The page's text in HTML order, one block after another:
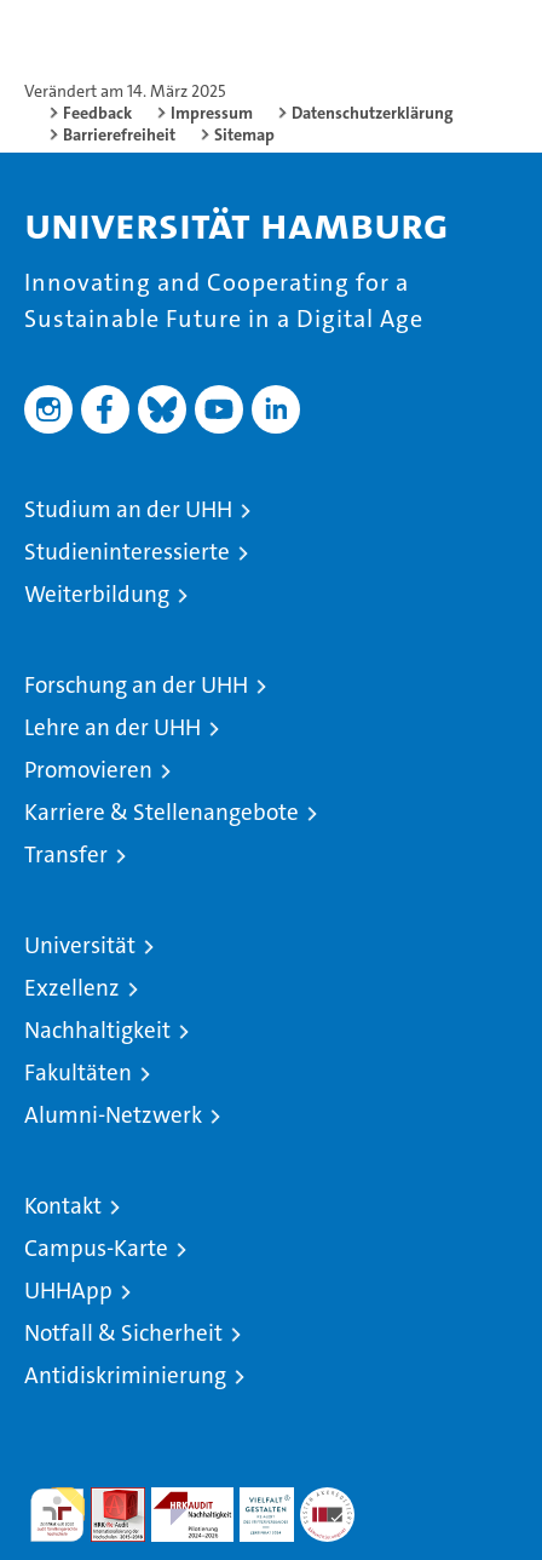
Verändert am 14. März 2025
Feedback
Impressum
Datenschutzerklärung
Barrierefreiheit
Sitemap
Universität Hamburg
Innovating and Cooperating for a
Sustainable Future in a Digital Age
Studium an der UHH
Studieninteressierte
Weiterbildung
Forschung an der UHH
Lehre an der UHH
Promovieren
Karriere & Stellenangebote
Transfer
Universität
Exzellenz
Nachhaltigkeit
Fakultäten
Alumni-Netzwerk
Kontakt
Campus-Karte
UHHApp
Notfall & Sicherheit
Antidiskriminierung